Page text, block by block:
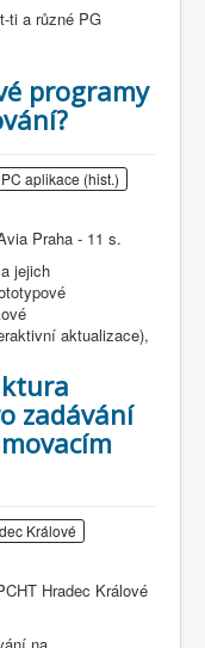
ti a různé PG
programy
PC aplikace (hist.)
Praha - 11 s.
jejich
aktualizace),
zadávání
Králové
Hradec Králové